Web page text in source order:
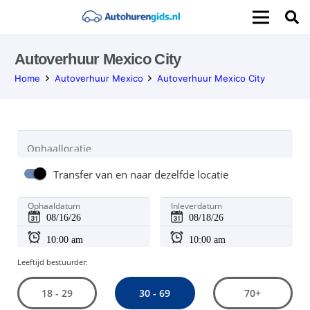
Autoverhuur Mexico City
Home Autoverhuur Mexico Autoverhuur Mexico City
Ophaallocatie
Transfer van en naar dezelfde locatie
Ophaaldatum Inleverdatum
Leeftijd bestuurder:
18 - 29 30 - 69 70+